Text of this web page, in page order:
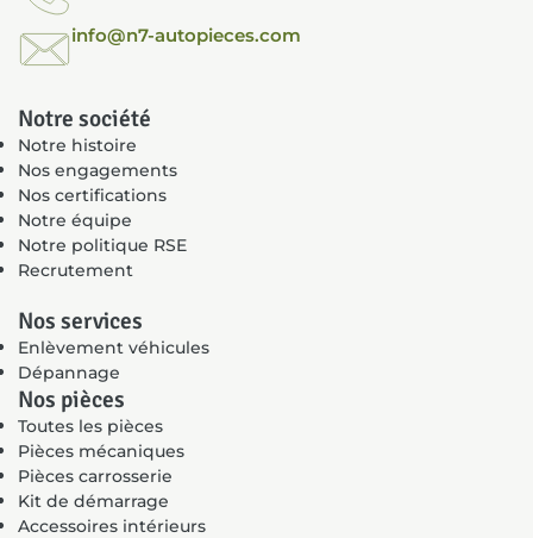
info@n7-autopieces.com
Notre société
Notre histoire
Nos engagements
Nos certifications
Notre équipe
Notre politique RSE
Recrutement
Nos services
Enlèvement véhicules
Dépannage
Nos pièces
Toutes les pièces
Pièces mécaniques
Pièces carrosserie
Kit de démarrage
Accessoires intérieurs